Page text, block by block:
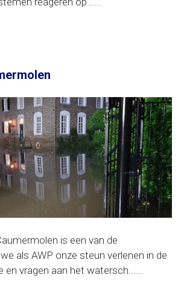
is een van de
als AWP onze steun verlenen in de
en vragen aan het watersch......